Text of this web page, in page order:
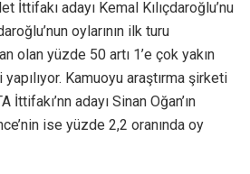
İttifakı adayı Kemal Kılıçdaroğlu’nu
oylarının ilk turu
olan yüzde 50 artı 1’e çok yakın
Kamuoyu araştırma şirketi
İttifakı’nn adayı Sinan Oğan’ın
ise yüzde 2,2 oranında oy